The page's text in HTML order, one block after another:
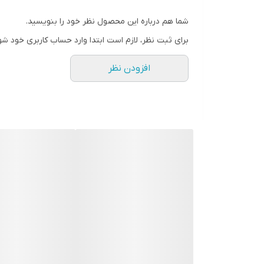
شما هم درباره این محصول نظر خود را بنویسید.
برای ثبت نظر، لازم است ابتدا وارد حساب کاربری خود
افزودن نظر